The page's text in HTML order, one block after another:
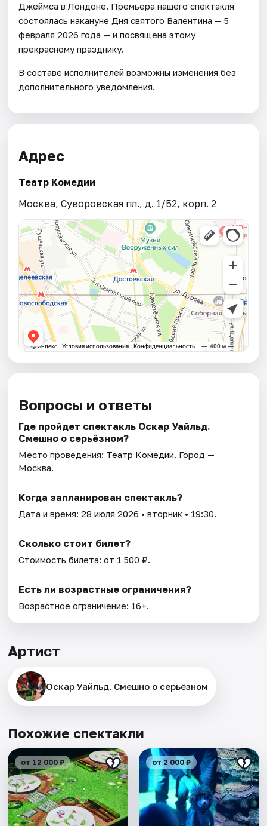
Джеймса в Лондоне. Премьера нашего спектакля
состоялась накануне Дня святого Валентина — 5
февраля 2026 года — и посвящена этому
прекрасному празднику.
В составе исполнителей возможны изменения без
дополнительного уведомления.
Адрес
Театр Комедии
Москва, Суворовская пл., д. 1/52, корп. 2
Вопросы и ответы
Где пройдет спектакль Оскар Уайльд.
Смешно о серьёзном?
Место проведения: Театр Комедии. Город —
Москва.
Когда запланирован спектакль?
Дата и время:28 июля 2026 • вторник • 19:30.
Сколько стоит билет?
Стоимость билета: от 1 500 ₽.
Есть ли возрастные ограничения?
Возрастное ограничение: 16+.
Артист
Оскар Уайльд. Смешно о серьёзном
Похожие спектакли
от 12 000 ₽ от 2 000 ₽